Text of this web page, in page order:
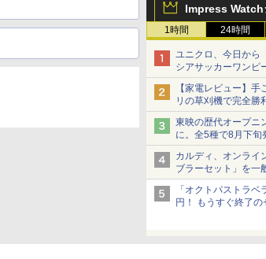
Impress Watch
1時間 24時間
ユニクロ、今日から
シアサッカーワンピ
ショーツは1990円に
【家電レビュー】
リの草刈機で完全
東映の歴代オープニ
に。全5種で8月下旬
カルディ、オンライ
ブラーセット」を一
当選無効分
「オクトパストラ
円！ もうすぐ終了
ニンテンドーeショ